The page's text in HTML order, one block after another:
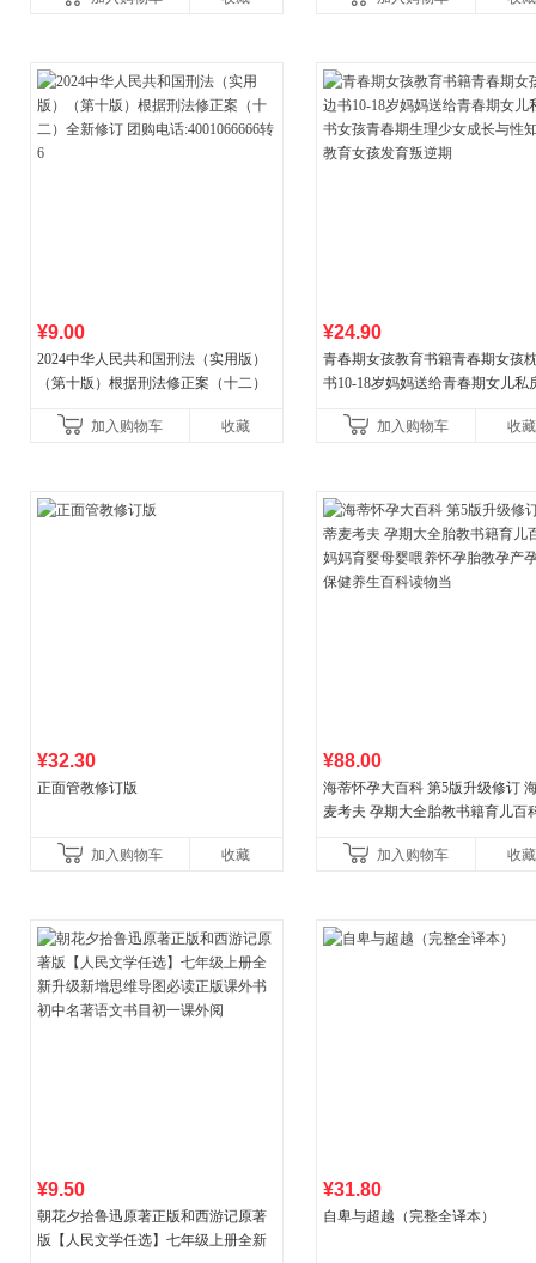
¥9.00
2024中华人民共和国刑法（实用版）
（第十版）根据刑法修正案（十二）
加入购物车
收藏
¥24.90
青春期女孩教育书籍青春期女孩
书10-18岁妈妈送给青春期女儿私
育女孩发育叛逆期
加入购物车 收藏
¥32.30
正面管教修订版
加入购物车 收藏
¥88.00
海蒂怀孕大百科 第5版升级修订
麦考夫 孕期大全胎教书籍育儿百
健养生百科读物当
加入购物车 收藏
¥9.50
朝花夕拾鲁迅原著正版和西游记原著
版【人民文学任选】七年级上册全新
¥31.80
自卑与超越（完整全译本）